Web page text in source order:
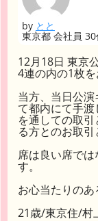
by とと
東京都 会社員
12月18日 東京
4連の内の1枚を
当方、当日公
て都内にて手
を通しての取
る方とのお取引
席は良い席で
す。
お心当たりのあ
21歳/東京住/村